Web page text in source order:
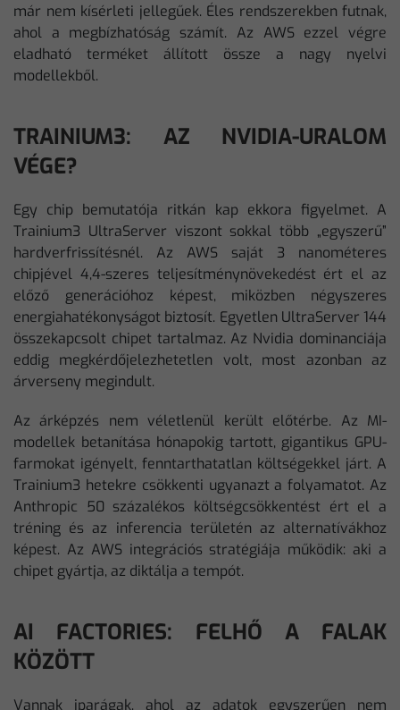
már nem kísérleti jellegűek. Éles rendszerekben futnak,
ahol a megbízhatóság számít. Az AWS ezzel végre
eladható terméket állított össze a nagy nyelvi
modellekből.
TRAINIUM3: AZ NVIDIA-URALOM
VÉGE?
Egy chip bemutatója ritkán kap ekkora figyelmet. A
Trainium3 UltraServer viszont sokkal több „egyszerű”
hardverfrissítésnél. Az AWS saját 3 nanométeres
chipjével 4,4-szeres teljesítménynövekedést ért el az
előző generációhoz képest, miközben négyszeres
energiahatékonyságot biztosít. Egyetlen UltraServer 144
összekapcsolt chipet tartalmaz. Az Nvidia dominanciája
eddig megkérdőjelezhetetlen volt, most azonban az
árverseny megindult.
Az árképzés nem véletlenül került előtérbe. Az MI-
modellek betanítása hónapokig tartott, gigantikus GPU-
farmokat igényelt, fenntarthatatlan költségekkel járt. A
Trainium3 hetekre csökkenti ugyanazt a folyamatot. Az
Anthropic 50 százalékos költségcsökkentést ért el a
tréning és az inferencia területén az alternatívákhoz
képest. Az AWS integrációs stratégiája működik: aki a
chipet gyártja, az diktálja a tempót.
AI FACTORIES: FELHŐ A FALAK
KÖZÖTT
Vannak iparágak, ahol az adatok egyszerűen nem